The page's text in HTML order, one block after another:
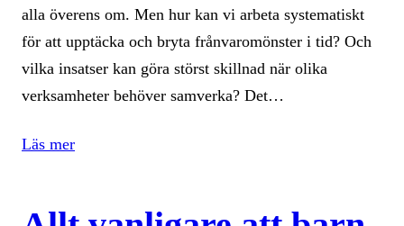
alla överens om. Men hur kan vi arbeta systematiskt
för att upptäcka och bryta frånvaromönster i tid? Och
vilka insatser kan göra störst skillnad när olika
verksamheter behöver samverka? Det…
Läs mer